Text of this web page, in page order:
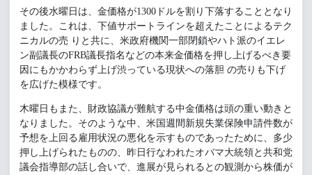
その後水曜日は、 金価格が1300ドルを割り下落することとなり
ました。これは、下値サポートラインを超えたことによるテク
ニカルの売 りと共に、米政府機関一部閉鎖やハト派のイエレ
ン副議長のFRB議長指名などの本来金価格を押し上げるべき要
因にもかかわらず上げ渋っている現状への落胆 の売りも下げ
を広げた模様です。
木曜日もまた、財政協議が難航する中金価格は頭の重い動きと
なりました。そのような中、米国週間新規失業保険申請件数が
予想を上回る雇用状況の悪化を示すものであったために、多少
押し上げられたものの、 昨日行なわれたオバマ大統領と共和党
議会指導部の話し合いで、進展が見られるとの観測から株価が